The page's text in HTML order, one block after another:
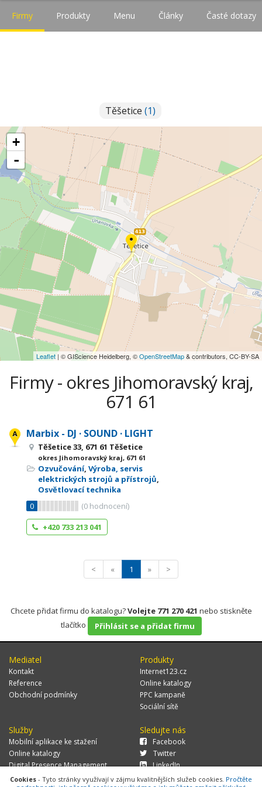
Firmy Produkty Menu Články Časté dotazy
Těšetice (1)
+
-
Leaflet | © GIScience Heidelberg, ©OpenStreetMap& contributors, CC-BY-SA
Firmy - okres Jihomoravský kraj,
671 61
Marbix - DJ · SOUND · LIGHT
Těšetice 33, 671 61 Těšetice
okres Jihomoravský kraj, 671 61
Ozvučování, Výroba, servis
elektrických strojů a přístrojů,
Osvětlovací technika
0
(0 hodnocení)
+420 733 213 041
< « 1 » >
Chcete přidat firmu do katalogu?Volejte 771 270 421 nebo stiskněte
tlačítko
Přihlásit se a přidat firmu
Mediatel
Kontakt
Reference
Obchodní podmínky
Produkty
Internet123.cz
Online katalogy
PPC kampaně
Sociální sítě
Služby
Mobilní aplikace ke stažení
Online katalogy
Digital Presence Management
Více zákazníků
Sledujte nás
Facebook
Twitter
LinkedIn
Cookies - Tyto stránky využívají v zájmu kvalitnějších služeb cookies. Pročtěte